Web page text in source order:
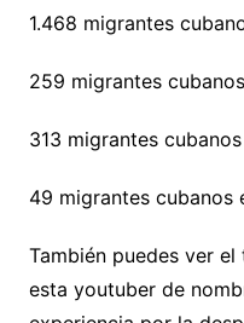
1.468 migrantes
259 migrantes
313 migrantes
49 migrantes cubanos
También puedes ver
esta youtuber de